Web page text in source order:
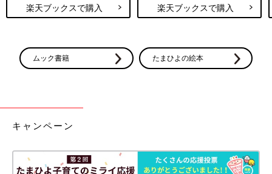
楽天ブックスで購入 楽天ブックスで購入
ムック書籍 たまひよの絵本
キャンペーン